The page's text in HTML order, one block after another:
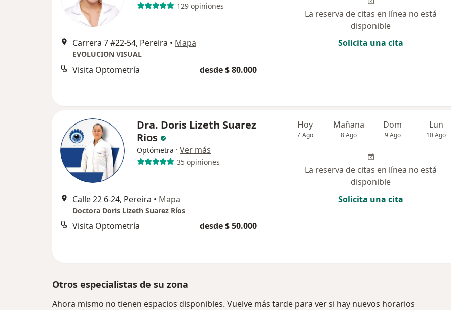
129 opiniones
Carrera 7 #22-54, Pereira • Mapa
EVOLUCION VISUAL
Visita Optometría desde $ 80.000
La reserva de citas en línea no está
disponible
Solicita una cita
Dra. Doris Lizeth Suarez
Rios
Optómetra · Ver más
35 opiniones
Calle 22 6-24, Pereira • Mapa
Doctora Doris Lizeth Suarez Ríos
Visita Optometría desde $ 50.000
Hoy
7 Ago
Mañana
8 Ago
Dom
9 Ago
Lun
10 Ago
La reserva de citas en línea no está
disponible
Solicita una cita
Otros especialistas de su zona
Ahora mismo no tienen espacios disponibles. Vuelve más tarde para ver si hay nuevos horarios